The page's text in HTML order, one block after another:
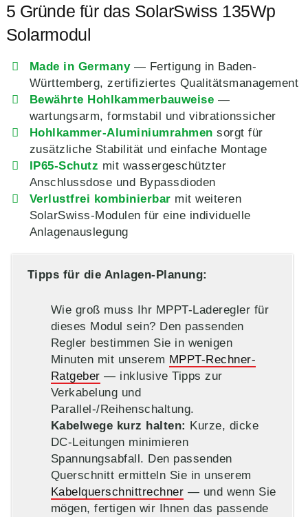
5 Gründe für das SolarSwiss 135Wp
Solarmodul
Made in Germany— Fertigung in Baden-
Württemberg, zertifiziertes Qualitätsmanagement
Bewährte Hohlkammerbauweise —
wartungsarm, formstabil und vibrationssicher
Hohlkammer-Aluminiumrahmen sorgt für
zusätzliche Stabilität und einfache Montage
IP65-Schutz mit wassergeschützter
Anschlussdose und Bypassdioden
Verlustfrei kombinierbar mit weiteren
SolarSwiss-Modulen für eine individuelle
Anlagenauslegung
Tipps für die Anlagen-Planung:
Wie groß muss Ihr MPPT-Laderegler für
dieses Modul sein? Den passenden
Regler bestimmen Sie in wenigen
Minuten mit unserem MPPT-Rechner-
Ratgeber — inklusive Tipps zur
Verkabelung und
Parallel-/Reihenschaltung.
Kabelwege kurz halten: Kurze, dicke
DC‑Leitungen minimieren
Spannungsabfall. Den passenden
Querschnitt ermitteln Sie in unserem
Kabelquerschnittrechner — und wenn Sie
mögen, fertigen wir Ihnen das passende